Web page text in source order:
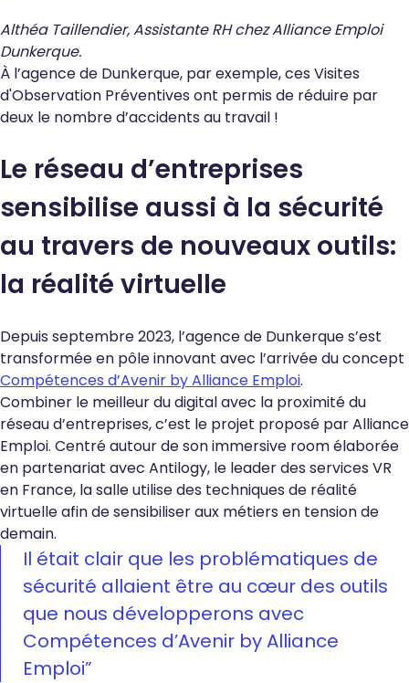
Althéa Taillendier, Assistante RH chez Alliance Emploi
Dunkerque.
À l’agence de Dunkerque, par exemple, ces Visites
d'Observation Préventives ont permis de réduire par
deux le nombre d’accidents au travail !
Le réseau d’entreprises
sensibilise aussi à la sécurité
au travers de nouveaux outils:
la réalité virtuelle
Depuis septembre 2023, l’agence de Dunkerque s’est
transformée en pôle innovant avec l’arrivée du concept
Compétences d’Avenir by Alliance Emploi.
Combiner le meilleur du digital avec la proximité du
réseau d’entreprises, c’est le projet proposé par Alliance
Emploi. Centré autour de son immersive room élaborée
en partenariat avec Antilogy, le leader des services VR
en France, la salle utilise des techniques de réalité
virtuelle afin de sensibiliser aux métiers en tension de
demain.
Il était clair que les problématiques de
sécurité allaient être au cœur des outils
que nous développerons avec
Compétences d’Avenir by Alliance
Emploi”